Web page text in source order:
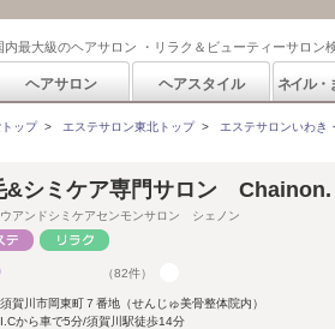
内最大級のヘアサロン ・リラク＆ビューティーサロン
ヘアサロン ヘアスタイル ネイル・
ップ> エステサロン東北トップ> エステサロンいわき
&シミケア専門サロン Chainon.
アンドシミケアセンモンサロン シェノン
（82件）
賀川市岡東町７番地（せんじゅ美骨整体院内）
から車で5分/須賀川駅徒歩14分